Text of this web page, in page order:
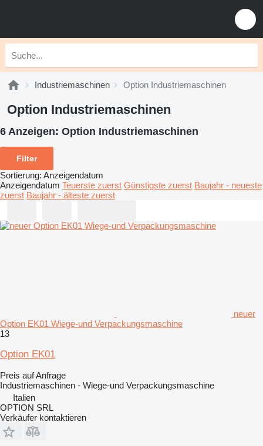
Industriemaschinen Option Industriemaschinen
Option Industriemaschinen
6 Anzeigen: Option Industriemaschinen
Filter
Sortierung: Anzeigendatum
Anzeigendatum Teuerste zuerst Günstigste zuerst Baujahr - neueste
zuerst Baujahr - älteste zuerst
neuer
Option EK01 Wiege-und Verpackungsmaschine
13
Option EK01
Preis auf Anfrage
Industriemaschinen - Wiege-und Verpackungsmaschine
Italien
OPTION SRL
Verkäufer kontaktieren